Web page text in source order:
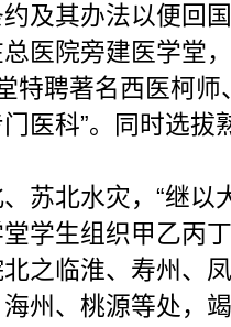
及其办法以便回
院旁建医学堂，
特聘著名西医柯
医科”。同时选
北水灾，“继以
学生组织甲乙丙
之临淮、寿州、
州、桃源等处，